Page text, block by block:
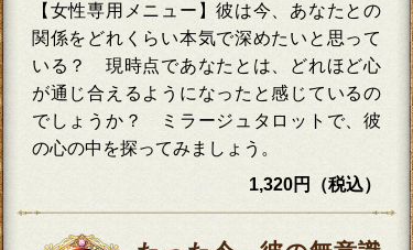
【女性専用メニュー】彼は今、あなたとの
関係をどれくらい本気で深めたいと思って
いる？ 現時点であなたとは、どれほど心
が通じ合えるようになったと感じているの
でしょうか？ ミラージュタロットで、彼
の心の中を探ってみましょう。
1,320円（税込）